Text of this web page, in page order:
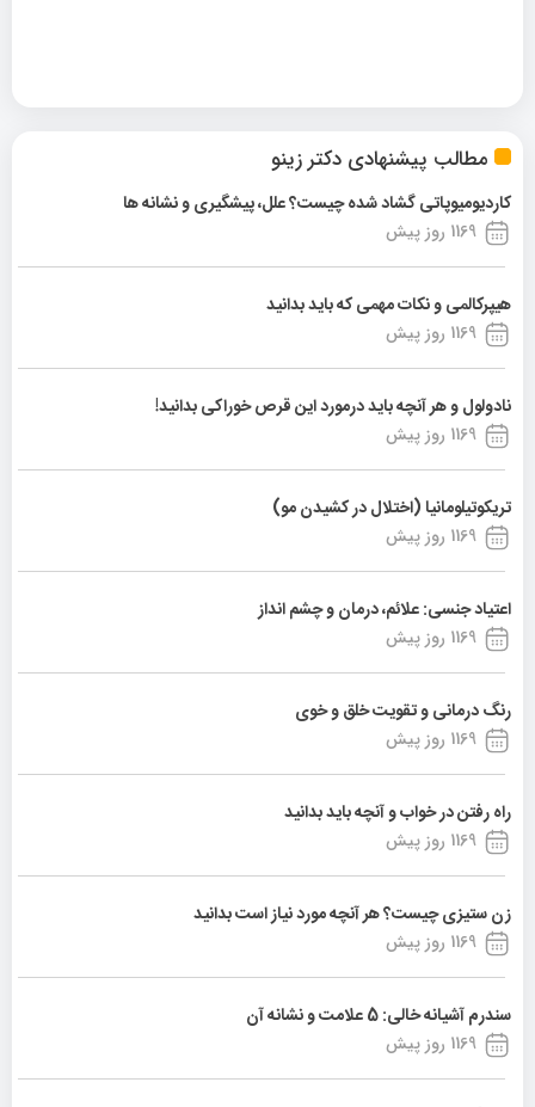
مطالب پیشنهادی دکتر زینو
کاردیومیوپاتی گشاد شده چیست؟ علل، پیشگیری و نشانه ها
1169 روز پیش
هیپرکالمی و نکات مهمی که باید بدانید
1169 روز پیش
نادولول و هر آنچه باید درمورد این قرص خوراکی بدانید!
1169 روز پیش
تریکوتیلومانیا (اختلال در کشیدن مو)
1169 روز پیش
اعتیاد جنسی: علائم، درمان و چشم انداز
1169 روز پیش
رنگ درمانی و تقویت خلق و خوی
1169 روز پیش
راه رفتن در خواب و آنچه باید بدانید
1169 روز پیش
زن ستیزی چیست؟ هر آنچه مورد نیاز است بدانید
1169 روز پیش
سندرم آشیانه خالی: 5 علامت و نشانه آن
1169 روز پیش